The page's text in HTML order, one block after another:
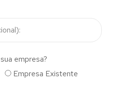
empresa?
Empresa Existente